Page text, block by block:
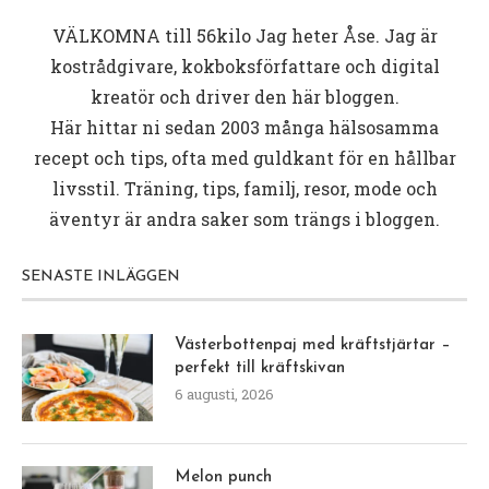
VÄLKOMNA till 56kiloJag heter Åse. Jag är
kostrådgivare, kokboksförfattare och digital
kreatör och driver den här bloggen.
Här hittar ni sedan 2003 många hälsosamma
recept och tips, ofta med guldkant för en hållbar
livsstil. Träning, tips, familj, resor, mode och
äventyr är andra saker som trängs i bloggen.
SENASTE INLÄGGEN
Västerbottenpaj med kräftstjärtar –
perfekt till kräftskivan
6 augusti, 2026
Melon punch